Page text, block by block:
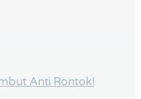
Anti Rontok!